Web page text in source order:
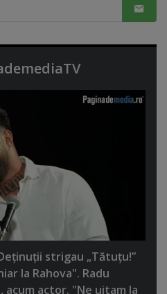
strigau „Tătuţu!”
la Rahova". Radu
actor. "Ne uitam la